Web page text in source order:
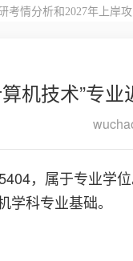
考情分析和2027年上岸
机技术”专
，属于专业
科专业基础。